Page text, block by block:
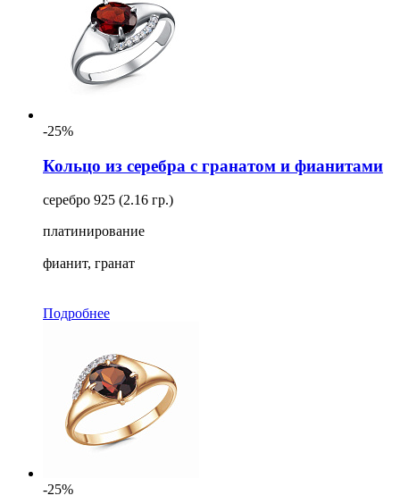
-25%
Кольцо из серебра с гранатом и фианитами
серебро 925 (2.16 гр.)
платинирование
фианит, гранат
Подробнее
-25%